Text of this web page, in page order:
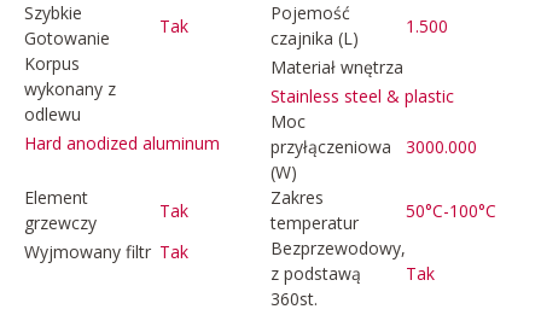
Szybkie
Gotowanie
Tak
Pojemość
czajnika (L)
1.500
Korpus
wykonany z
odlewu
Hard anodized aluminum
Materiał wnętrza
Stainless steel & plastic
Moc
przyłączeniowa
(W)
3000.000
Element
grzewczy
Tak
Zakres
temperatur
50°C-100°C
Wyjmowany filtr Tak
Bezprzewodowy,
z podstawą
360st.
Tak